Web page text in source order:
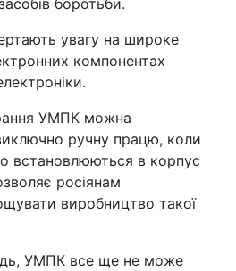
боротьби.
увагу на широке
компонентах
УМПК можна
ручну працю, коли
встановлюються в корпус
росіянам
виробництво такої
УМПК все ще не може